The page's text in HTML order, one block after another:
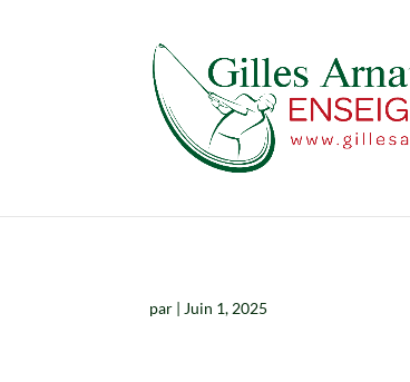
par | Juin 1, 2025